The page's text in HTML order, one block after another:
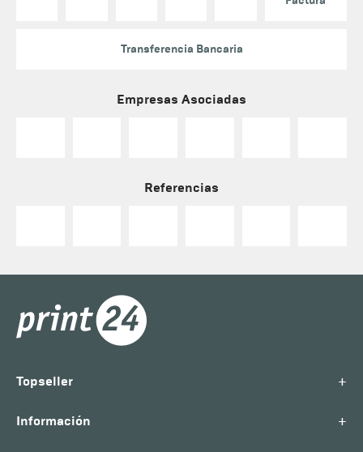
Transferencia Bancaria
Empresas Asociadas
Referencias
Topseller +
Información +